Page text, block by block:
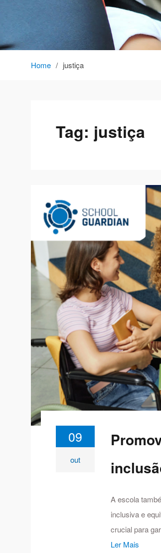
Home justiça
Tag: justiça
09
out
A escola
inclusiva e
crucial para
Ler Mais